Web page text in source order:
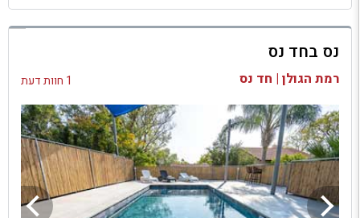
למתחם זה
בדיקת זמינות ומחירים
נס בחד נס
רמת הגולן | חד נס 1 חוות דעת